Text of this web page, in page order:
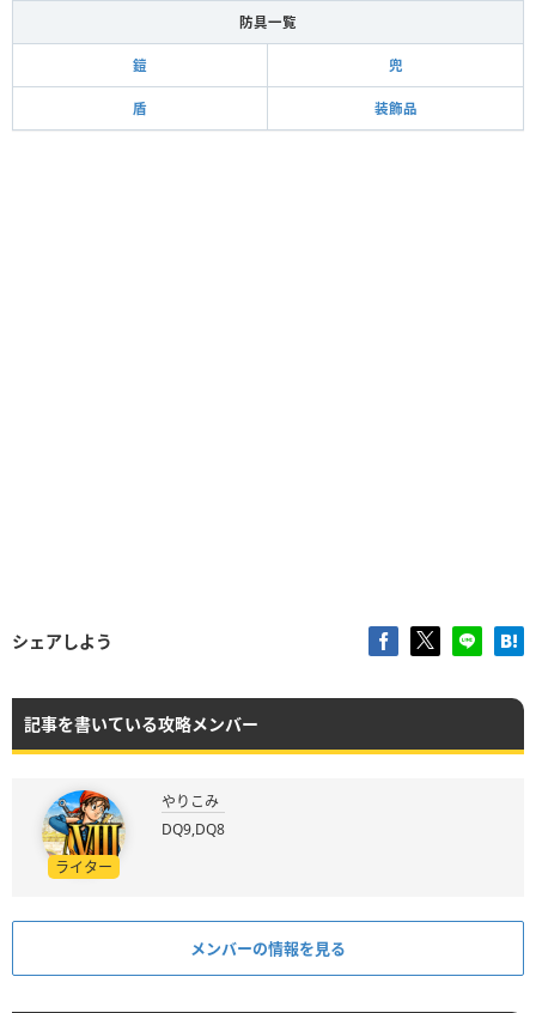
防具一覧
鎧 兜
盾 装飾品
シェアしよう
記事を書いている攻略メンバー
ライター
やりこみ
DQ9,DQ8
メンバーの情報を見る